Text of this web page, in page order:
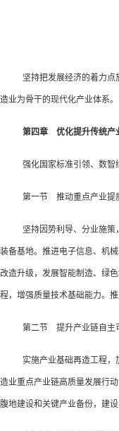
坚持把发展经济的着力
造业为骨干的现代化产业体系。
第四章 优化提升传统产
强化国家标准引领、数
第一节 推动重点产业提
坚持因势利导、分业施
装备基地。推进电子信息、机
改造升级，发展智能制造、绿
程，增强质量技术基础能力。
第二节 提升产业链自主
实施产业基础再造工程
造业重点产业链高质量发展行
腹地建设和关键产业备份，建